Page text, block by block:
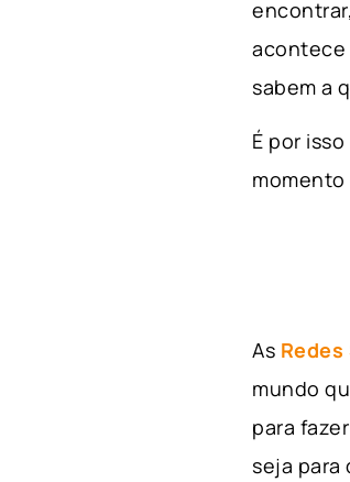
acontece
sabem a
É por
As
mundo
para
seja para